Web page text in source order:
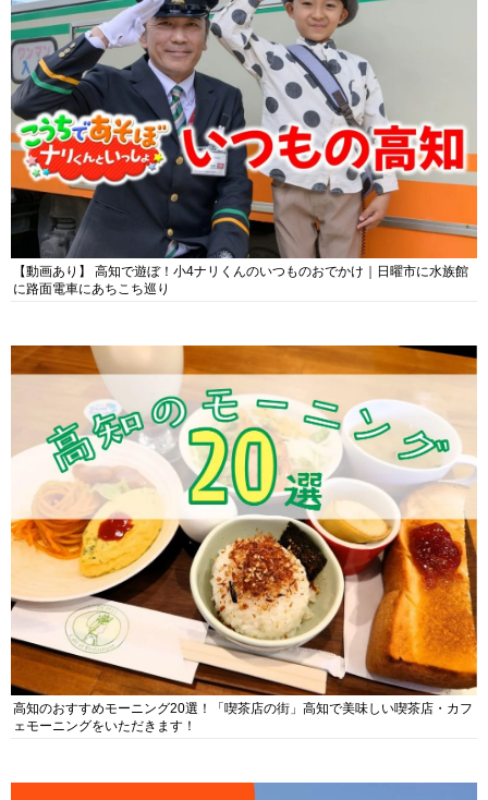
【動画あり】 高知で遊ぼ！小4ナリくんのいつものおでかけ｜日曜市に水族館
に路面電車にあちこち巡り
高知のおすすめモーニング20選！「喫茶店の街」高知で美味しい喫茶店・カフ
ェモーニングをいただきます！